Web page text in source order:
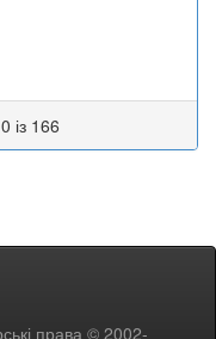
із 166
права © 2002-